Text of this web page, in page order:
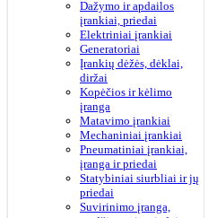
Dažymo ir apdailos
įrankiai, priedai
Elektriniai įrankiai
Generatoriai
Įrankių dėžės, dėklai,
diržai
Kopėčios ir kėlimo
įranga
Matavimo įrankiai
Mechaniniai įrankiai
Pneumatiniai įrankiai,
įranga ir priedai
Statybiniai siurbliai ir jų
priedai
Suvirinimo įranga,